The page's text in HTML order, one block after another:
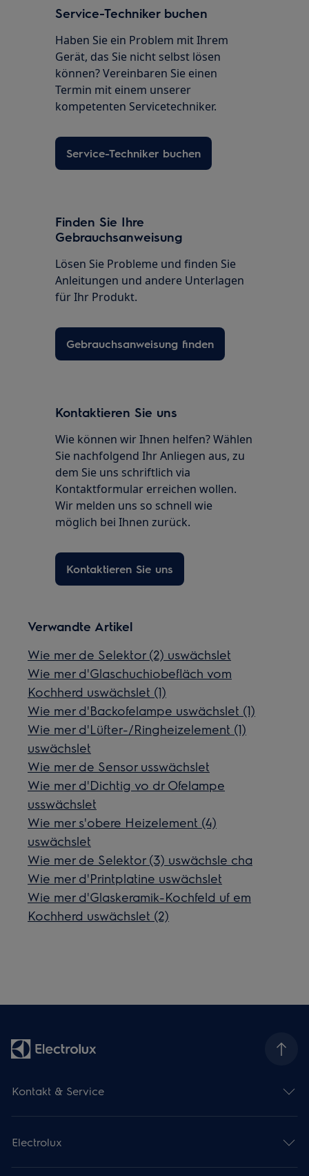
Service-Techniker buchen
Haben Sie ein Problem mit Ihrem
Gerät, das Sie nicht selbst lösen
können? Vereinbaren Sie einen
Termin mit einem unserer
kompetenten Servicetechniker.
Service-Techniker buchen
Finden Sie Ihre
Gebrauchsanweisung
Lösen Sie Probleme und finden Sie
Anleitungen und andere Unterlagen
für Ihr Produkt.
Gebrauchsanweisung finden
Kontaktieren Sie uns
Wie können wir Ihnen helfen? Wählen
Sie nachfolgend Ihr Anliegen aus, zu
dem Sie uns schriftlich via
Kontaktformular erreichen wollen.
Wir melden uns so schnell wie
möglich bei Ihnen zurück.
Kontaktieren Sie uns
Verwandte Artikel
Wie mer de Selektor (2) uswächslet
Wie mer d'Glaschuchiobefläch vom
Kochherd uswächslet (1)
Wie mer d'Backofelampe uswächslet (1)
Wie mer d'Lüfter-/Ringheizelement (1)
uswächslet
Wie mer de Sensor usswächslet
Wie mer d'Dichtig vo dr Ofelampe
usswächslet
Wie mer s'obere Heizelement (4)
uswächslet
Wie mer de Selektor (3) uswächsle cha
Wie mer d'Printplatine uswächslet
Wie mer d'Glaskeramik-Kochfeld uf em
Kochherd uswächslet (2)
Kontakt & Service
Electrolux